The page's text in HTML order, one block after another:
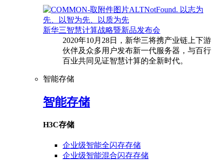
以志为
先、以智为先、以质为先
新华三智慧计算战略暨新品发布会
2020年10月28日，新华三将携产业链上下游
伙伴及众多用户发布新一代服务器，与百行
百业共同见证智慧计算的全新时代。
智能存储
智能存储
H3C存储
企业级智能全闪存存储
企业级智能混合闪存存储